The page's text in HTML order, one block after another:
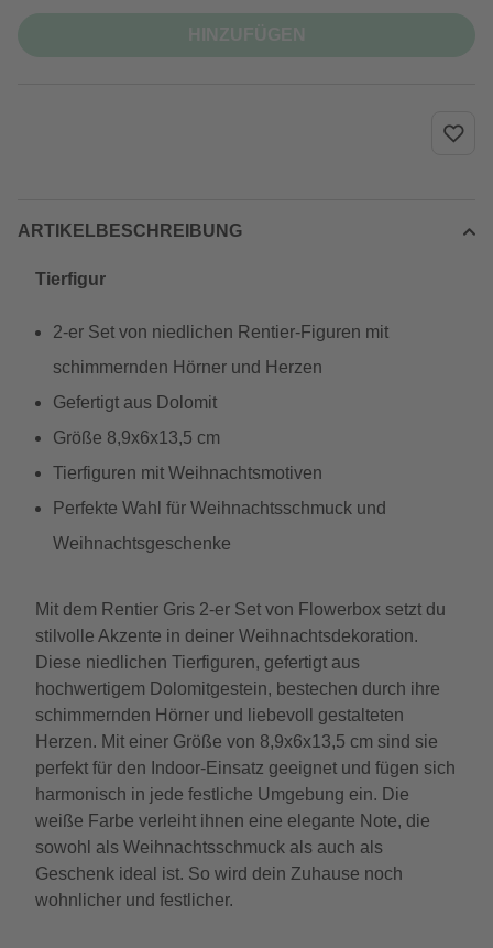
ARTIKELBESCHREIBUNG
Tierfigur
2-er Set von niedlichen Rentier-Figuren mit
schimmernden Hörner und Herzen
Gefertigt aus Dolomit
Größe 8,9x6x13,5 cm
Tierfiguren mit Weihnachtsmotiven
Perfekte Wahl für Weihnachtsschmuck und
Weihnachtsgeschenke
Mit dem Rentier Gris 2-er Set von Flowerbox setzt du
stilvolle Akzente in deiner Weihnachtsdekoration.
Diese niedlichen Tierfiguren, gefertigt aus
hochwertigem Dolomitgestein, bestechen durch ihre
schimmernden Hörner und liebevoll gestalteten
Herzen. Mit einer Größe von 8,9x6x13,5 cm sind sie
perfekt für den Indoor-Einsatz geeignet und fügen sich
harmonisch in jede festliche Umgebung ein. Die
weiße Farbe verleiht ihnen eine elegante Note, die
sowohl als Weihnachtsschmuck als auch als
Geschenk ideal ist. So wird dein Zuhause noch
wohnlicher und festlicher.